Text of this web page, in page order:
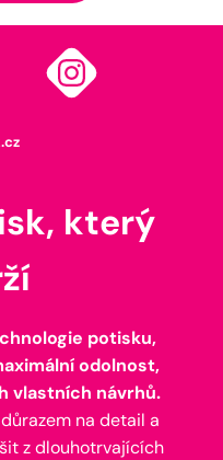
který
potisku,
odolnost,
vlastních návrhů.
na detail a
z dlouhotrvajících